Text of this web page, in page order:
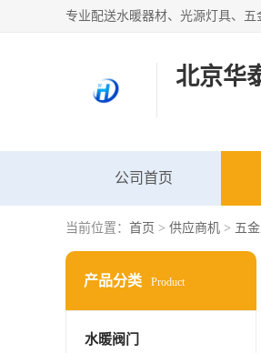
北京华
公司首页
当前位置： 首页 > 供应商机 > 五
产品分类 Product
水暖阀门